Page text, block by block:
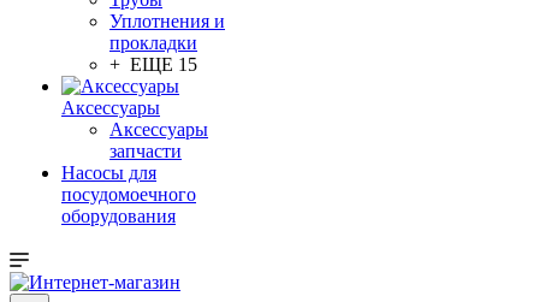
Уплотнения и
прокладки
+ ЕЩЕ 15
Аксессуары
Аксессуары
запчасти
Насосы для
посудомоечного
оборудования